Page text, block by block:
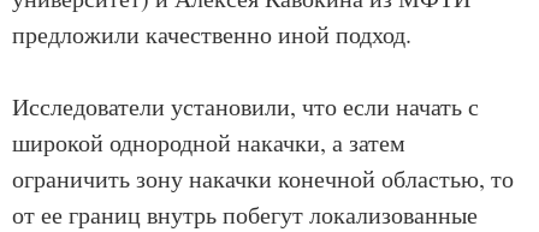
предложили качественно иной подход.
Исследователи установили, что если начать с
широкой однородной накачки, а затем
ограничить зону накачки конечной областью, то
от ее границ внутрь побегут локализованные